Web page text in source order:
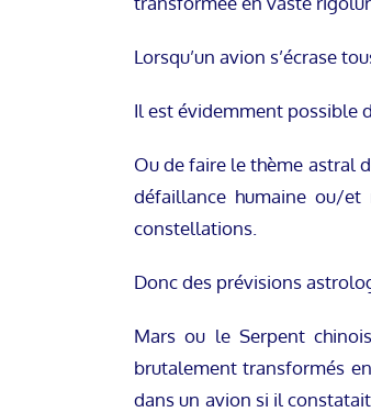
Lorsqu’un avion s’écrase
Il est évidemment possible
Ou de faire le thème astral
défaillance humaine ou/et
constellations.
Donc des prévisions
Mars ou le Serpent
brutalement transformés
dans un avion si il